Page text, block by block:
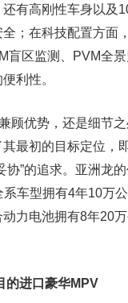
有高刚性车身以及
；在科技配置方面
盲区监测、PVM全
利性。
顾优势，还是细节
最初的目标定位，
协”的追求。亚洲龙
车型拥有4年10万
力电池拥有8年20
的进口豪华MPV